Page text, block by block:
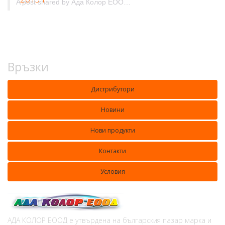
A post shared by Ада Колор ЕООД&Ada Color Ltd.
Връзки
Дистрибутори
Новини
Нови продукти
Контакти
Условия
АДА КОЛОР ЕООД е утвърдена на българския пазар марка и